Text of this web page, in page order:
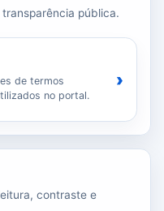
pública.
de termos
no portal.
›
contraste e